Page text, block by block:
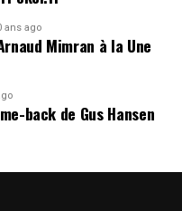
ans ago
Mimran à la Une
back de Gus Hansen